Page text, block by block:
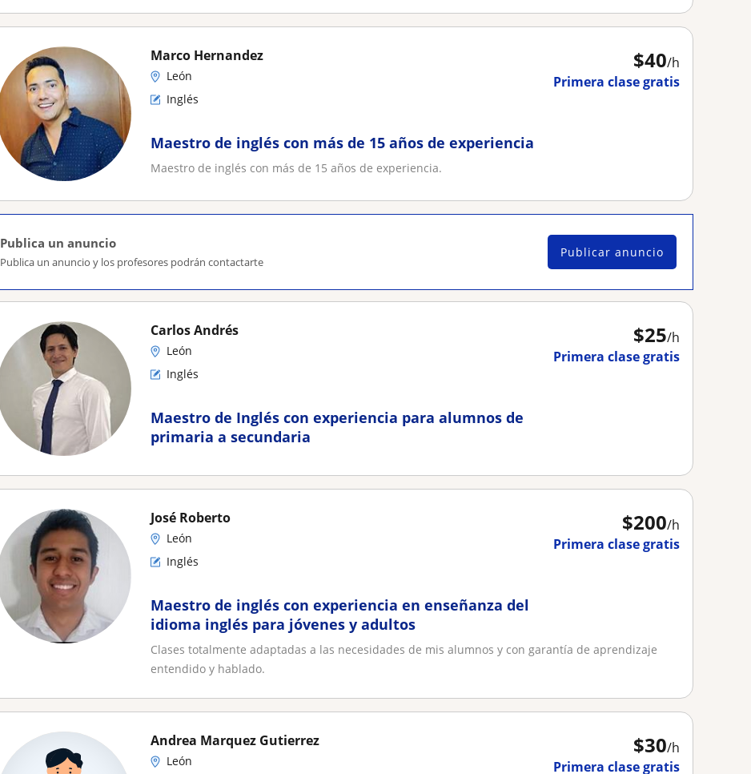
$40/h
Primera clase gratis
Marco Hernandez
León
Inglés
Maestro de inglés con más de 15 años de experiencia
Maestro de inglés con más de 15 años de experiencia.
Publica un anuncio
Publica un anuncio y los profesores podrán contactarte
Publicar anuncio
$25/h
Primera clase gratis
Carlos Andrés
León
Inglés
Maestro de Inglés con experiencia para alumnos de
primaria a secundaria
$200/h
Primera clase gratis
José Roberto
León
Inglés
Maestro de inglés con experiencia en enseñanza del
idioma inglés para jóvenes y adultos
Clases totalmente adaptadas a las necesidades de mis alumnos y con garantía de aprendizaje
entendido y hablado.
$30/h
Primera clase gratis
Andrea Marquez Gutierrez
León